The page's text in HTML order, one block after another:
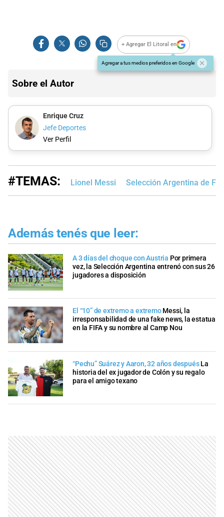
+ Agregar El Litoral en
Agregar a tus medios preferidos en Google
Sobre el Autor
Enrique Cruz
Jefe Deportes
Ver Perfil
#TEMAS: Lionel Messi Selección Argentina de
Además tenés que leer:
A 3 días del choque con Austria Por primera
vez, la Selección Argentina entrenó con sus 26
jugadores a disposición
El “10” de extremo a extremo Messi, la
irresponsabilidad de una fake news, la estatua
en la FIFA y su nombre al Camp Nou
“Pechu” Suárez y Aaron, 32 años después La
historia del ex jugador de Colón y su regalo
para el amigo texano